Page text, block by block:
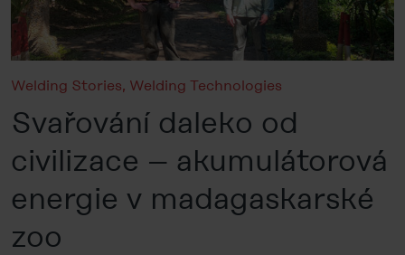
Welding Stories, Welding Technologies
Svařování daleko od
civilizace – akumulátorová
energie v madagaskarské
zoo